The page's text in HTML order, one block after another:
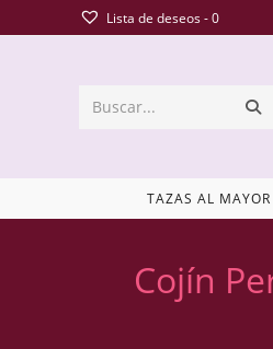
Lista de deseos -0
Buscar...
TAZAS AL
Cojín